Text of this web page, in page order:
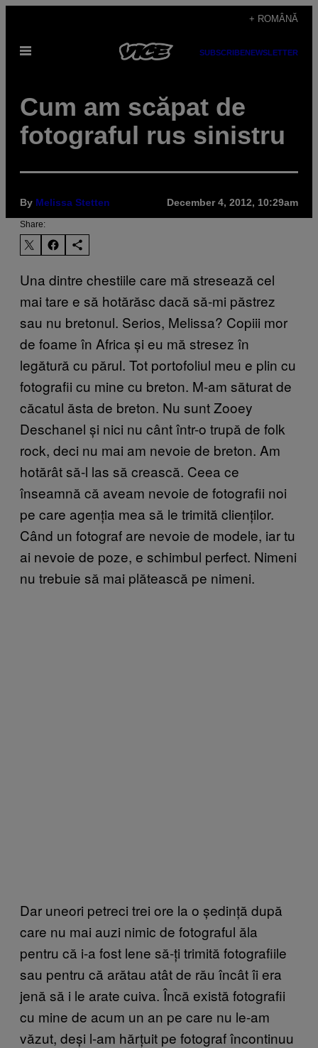
content
+ ROMÂNĂ
Open
SUBSCRIBENEWSLETTER
Cum am scăpat de
fotograful rus sinistru
By Melissa Stetten December 4, 2012, 10:29am
Share:
Una dintre chestiile care mă stresează cel
mai tare e să hotărăsc dacă să-mi păstrez
sau nu bretonul. Serios, Melissa? Copiii mor
de foame în Africa și eu mă stresez în
legătură cu părul. Tot portofoliul meu e plin cu
fotografii cu mine cu breton. M-am săturat de
căcatul ăsta de breton. Nu sunt Zooey
Deschanel și nici nu cânt într-o trupă de folk
rock, deci nu mai am nevoie de breton. Am
hotărât să-l las să crească. Ceea ce
înseamnă că aveam nevoie de fotografii noi
pe care agenția mea să le trimită clienților.
Când un fotograf are nevoie de modele, iar tu
ai nevoie de poze, e schimbul perfect. Nimeni
nu trebuie să mai plătească pe nimeni.
Dar uneori petreci trei ore la o ședință după
care nu mai auzi nimic de fotograful ăla
pentru că i-a fost lene să-ți trimită fotografiile
sau pentru că arătau atât de rău încât îi era
jenă să i le arate cuiva. Încă există fotografii
cu mine de acum un an pe care nu le-am
văzut, deși l-am hărțuit pe fotograf încontinuu